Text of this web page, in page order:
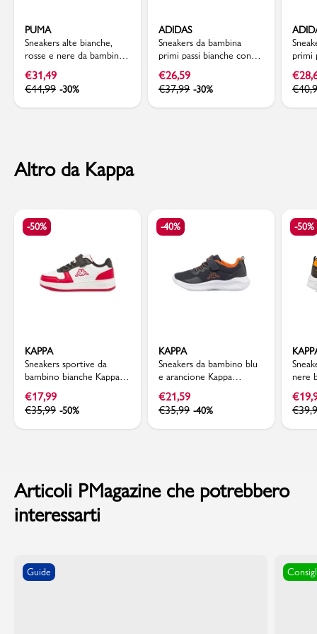
PUMA
Sneakers alte bianche,
rosse e nere da bambino
Puma Rebound v6 Mid
AC+ PS
€31,49
€44,99 -30%
ADIDAS
Sneakers da bambina
primi passi bianche con
dettagli neri adidas
Tensaur Sport 2.0 CF K
€26,59
€37,99 -30%
primi
con
3.0
€
€
Altro da Kappa
-50%
KAPPA
Sneakers sportive da
bambino bianche Kappa
con dettagli rossi e neri
€17,99
€35,99 -50%
-40%
KAPPA
Sneakers da bambino blu
e arancione Kappa
chiusura a strappo
€21,59
€35,99 -40%
-50%
nere
€
€
Articoli PMagazine che potrebbero
interessarti
Guide